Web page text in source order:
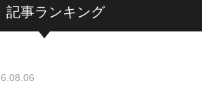
記事ランキング